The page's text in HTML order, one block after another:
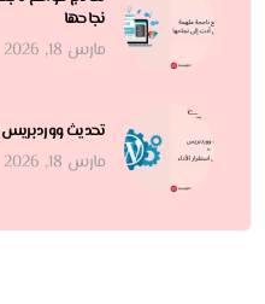
نجاحها
مارس 18, 2026
تحديث ووردبريس
مارس 18, 2026